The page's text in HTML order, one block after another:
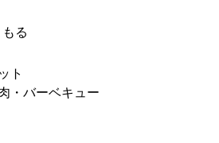
る
ト
・バーベキュー